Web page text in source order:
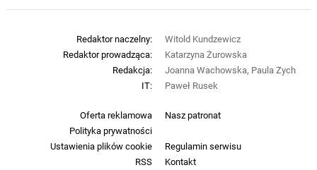
Oferta reklamowa
Nasz patronat
Polityka prywatności
Ustawienia plików cookie
Regulamin serwisu
RSS
Kontakt
Redaktor naczelny:
Witold Kundzewicz
Redaktor prowadząca:
Katarzyna Żurowska
Redakcja:
Joanna Wachowska, Paula Zych
IT:
Paweł Rusek